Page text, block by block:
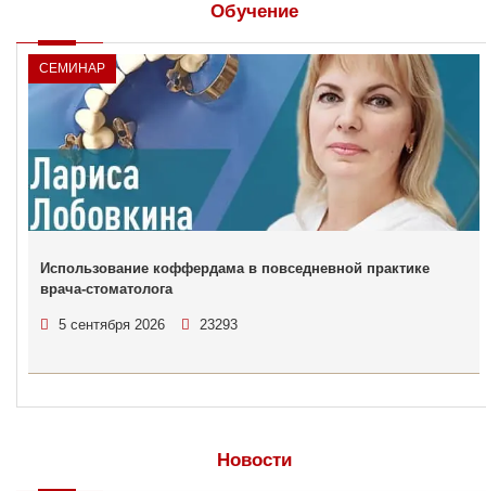
Обучение
СЕМИНАР
Использование коффердама в повседневной практике
врача-стоматолога
5 сентября 2026 23293
Новости